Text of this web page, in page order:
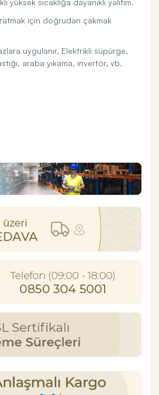
için doğrudan çakmak
uygulanır, Elektrikli süpürge,
araba yıkama, invertör, vb.